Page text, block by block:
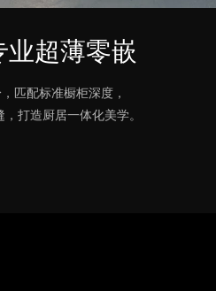
业超薄零嵌
匹配标准橱柜深度，
打造厨居一体化美学。